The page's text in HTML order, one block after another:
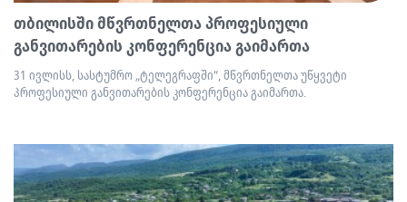
თბილისში მწვრთნელთა პროფესიული
განვითარების კონფერენცია გაიმართა
31 ივლისს, სასტუმრო „ტელეგრაფში“, მწვრთნელთა უწყვეტი
პროფესიული განვითარების კონფერენცია გაიმართა.